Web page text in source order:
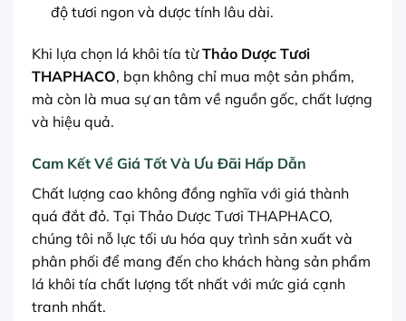
độ tươi ngon và dược tính lâu dài.
Khi lựa chọn lá khôi tía từThảo Dược Tươi
THAPHACO, bạn không chỉ mua một sản phẩm,
mà còn là mua sự an tâm về nguồn gốc, chất lượng
và hiệu quả.
Cam Kết Về Giá Tốt Và Ưu Đãi Hấp Dẫn
Chất lượng cao không đồng nghĩa với giá thành
quá đắt đỏ. Tại Thảo Dược Tươi THAPHACO,
chúng tôi nỗ lực tối ưu hóa quy trình sản xuất và
phân phối để mang đến cho khách hàng sản phẩm
lá khôi tía chất lượng tốt nhất với mức giá cạnh
tranh nhất.